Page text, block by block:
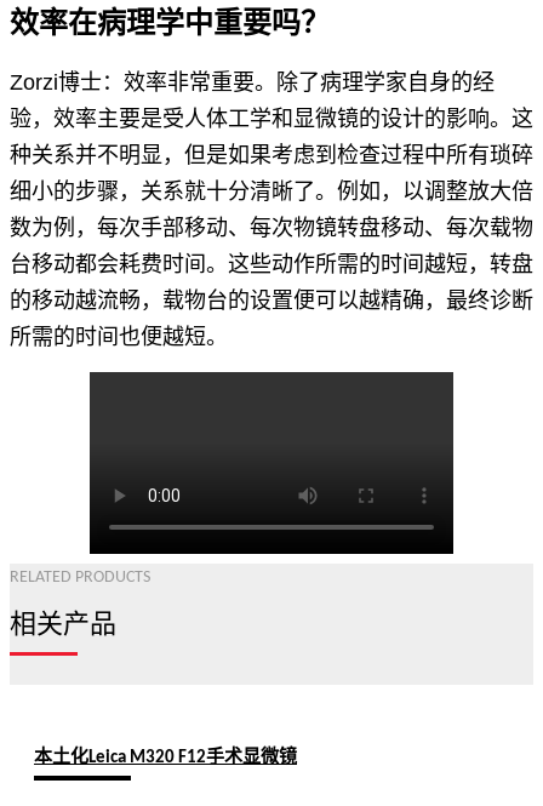
效率在病理学中重要吗？
Zorzi博士：效率非常重要。除了病理学家自身的经
验，效率主要是受人体工学和显微镜的设计的影响。这
种关系并不明显，但是如果考虑到检查过程中所有琐碎
细小的步骤，关系就十分清晰了。例如，以调整放大倍
数为例，每次手部移动、每次物镜转盘移动、每次载物
台移动都会耗费时间。这些动作所需的时间越短，转盘
的移动越流畅，载物台的设置便可以越精确，最终诊断
所需的时间也便越短。
RELATED PRODUCTS
相关产品
本土化Leica M320 F12手术显微镜